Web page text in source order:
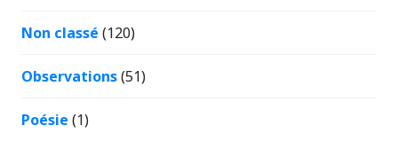
Non classé (120)
Observations(51)
Poésie (1)